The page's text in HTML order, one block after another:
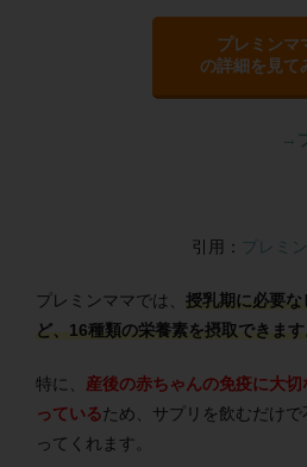
プレミンマ
の詳細を見て
→
引用： プレミ
プレミンママでは、 授乳期に必要
ど、16種類の栄養素を摂取できます
特に、 産後の赤ちゃんの免疫に大
っているため、サプリを飲むだけ
ってくれます。